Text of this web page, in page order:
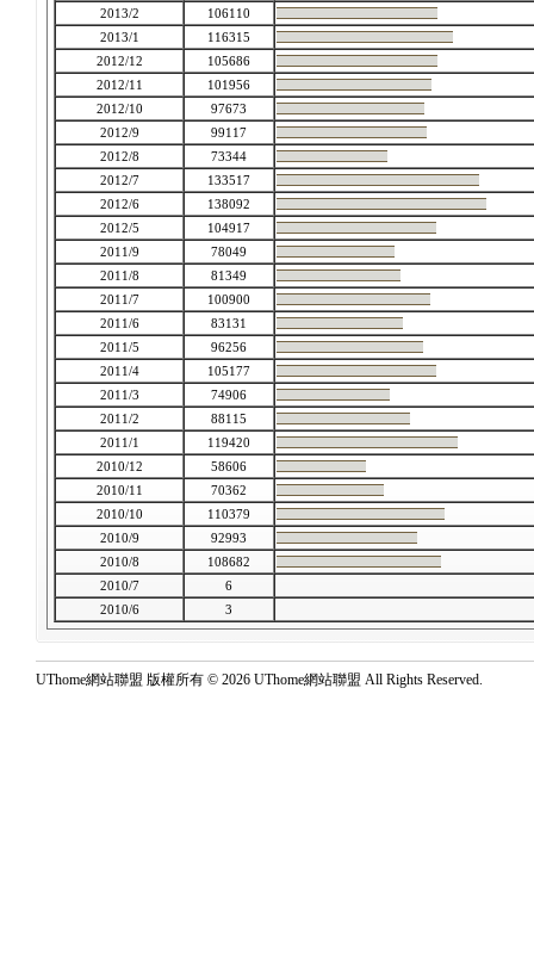
2013/2
106110
2013/1
116315
2012/12
105686
2012/11
101956
2012/10
97673
2012/9
99117
2012/8
73344
2012/7
133517
2012/6
138092
2012/5
104917
2011/9
78049
2011/8
81349
2011/7
100900
2011/6
83131
2011/5
96256
2011/4
105177
2011/3
74906
2011/2
88115
2011/1
119420
2010/12
58606
2010/11
70362
2010/10
110379
2010/9
92993
2010/8
108682
2010/7
6
2010/6
3
UThome網站聯盟 版權所有 © 2026 UThome網站聯盟 All Rights Reserved.